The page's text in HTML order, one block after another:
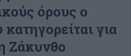
όρους ο
κατηγορείται για
Ζάκυνθο